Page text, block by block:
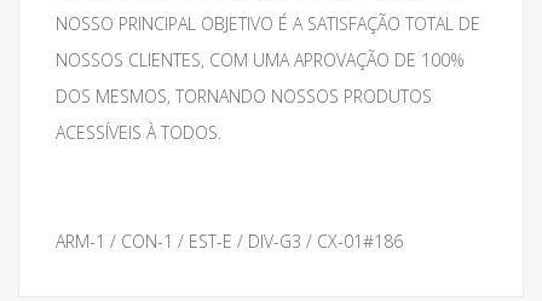
NOSSO PRINCIPAL OBJETIVO É A SATISFAÇÃO TOTAL DE
NOSSOS CLIENTES, COM UMA APROVAÇÃO DE 100%
DOS MESMOS, TORNANDO NOSSOS PRODUTOS
ACESSÍVEIS À TODOS.
ARM-1 / CON-1 / EST-E / DIV-G3 / CX-01#186